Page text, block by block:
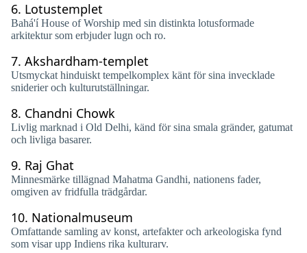
6. Lotustemplet
Bahá'í House of Worship med sin distinkta lotusformade
arkitektur som erbjuder lugn och ro.
7. Akshardham-templet
Utsmyckat hinduiskt tempelkomplex känt för sina invecklade
sniderier och kulturutställningar.
8. Chandni Chowk
Livlig marknad i Old Delhi, känd för sina smala gränder, gatumat
och livliga basarer.
9. Raj Ghat
Minnesmärke tillägnad Mahatma Gandhi, nationens fader,
omgiven av fridfulla trädgårdar.
10. Nationalmuseum
Omfattande samling av konst, artefakter och arkeologiska fynd
som visar upp Indiens rika kulturarv.